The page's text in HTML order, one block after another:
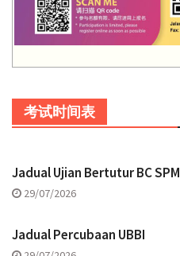
考试时间表
Jadual Ujian Bertutur BC SPM
29/07/2026
Jadual Percubaan UBBI